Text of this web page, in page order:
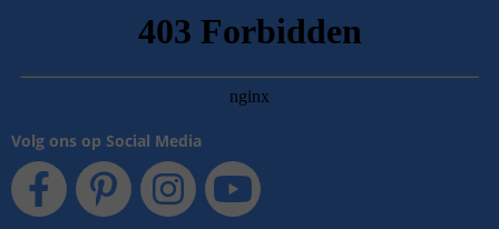
Volg ons op Social Media